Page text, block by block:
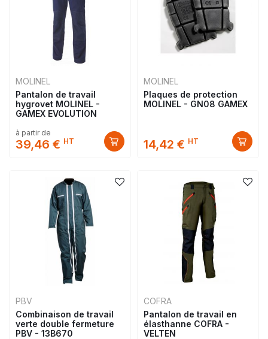
MOLINEL
Pantalon de travail
hygrovet MOLINEL -
GAMEX EVOLUTION
à partir de
39,46 € HT
MOLINEL
Plaques de protection
MOLINEL - GN08 GAMEX
14,42 € HT
PBV
Combinaison de travail
verte double fermeture
PBV - 13B670
COFRA
Pantalon de travail en
élasthanne COFRA -
VELTEN